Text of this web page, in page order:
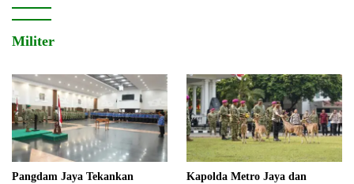
Militer
Pangdam Jaya Tekankan
Kapolda Metro Jaya dan